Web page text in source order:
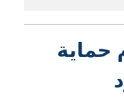
حماية